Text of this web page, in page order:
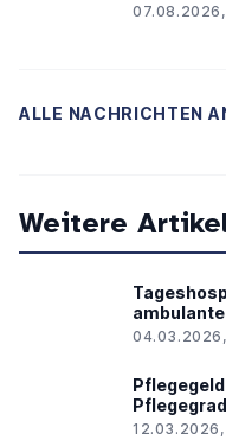
07.08.2026,
ALLE NACHRICHTEN
Weitere
04.03.2026,
12.03.2026,